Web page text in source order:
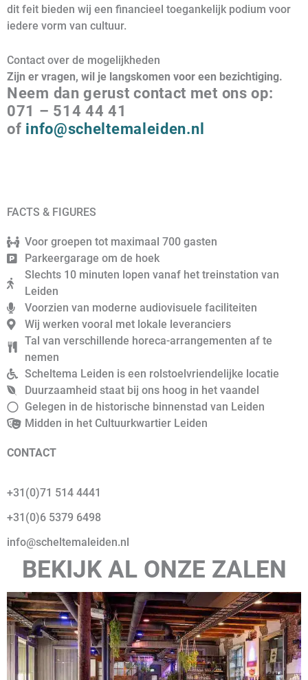
dit feit bieden wij een financieel toegankelijk podium voor
iedere vorm van cultuur.
Contact over de mogelijkheden
Zijn er vragen, wil je langskomen voor een bezichtiging.
Neem dan gerust contact met ons op:
071 – 514 44 41
of info@scheltemaleiden.nl
FACTS & FIGURES
Voor groepen tot maximaal 700 gasten
Parkeergarage om de hoek
Slechts 10 minuten lopen vanaf het treinstation van
Leiden
Voorzien van moderne audiovisuele faciliteiten
Wij werken vooral met lokale leveranciers
Tal van verschillende horeca-arrangementen af te
nemen
Scheltema Leiden is een rolstoelvriendelijke locatie
Duurzaamheid staat bij ons hoog in het vaandel
Gelegen in de historische binnenstad van Leiden
Midden in het Cultuurkwartier Leiden
CONTACT
+31(0)71 514 4441
+31(0)6 5379 6498
info@scheltemaleiden.nl
BEKIJK AL ONZE ZALEN